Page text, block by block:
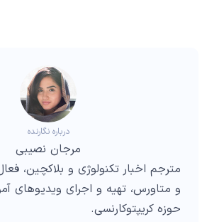
درباره نگارنده
مرجان نصیبی
مترجم اخبار تکنولوژی و بلاکچین،
و متاورس، تهیه و اجرای ویدیوهای
حوزه کریپتوکارنسی.